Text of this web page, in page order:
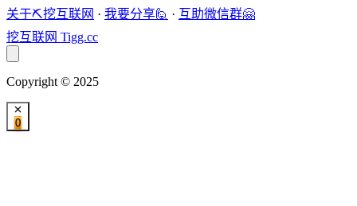
关于⛏️挖互联网 · 我要分享🙋 · 互助微信群🤗
挖互联网 Tigg.cc
Copyright © 2025
0